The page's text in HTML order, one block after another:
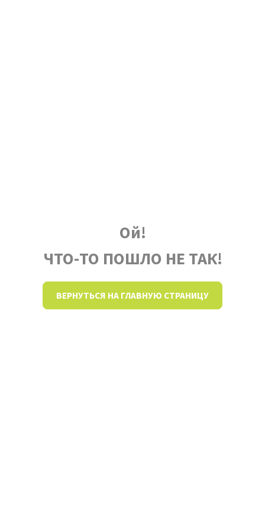
Ой!
ЧТО-ТО ПОШЛО НЕ ТАК!
ВЕРНУТЬСЯ НА ГЛАВНУЮ СТРАНИЦУ